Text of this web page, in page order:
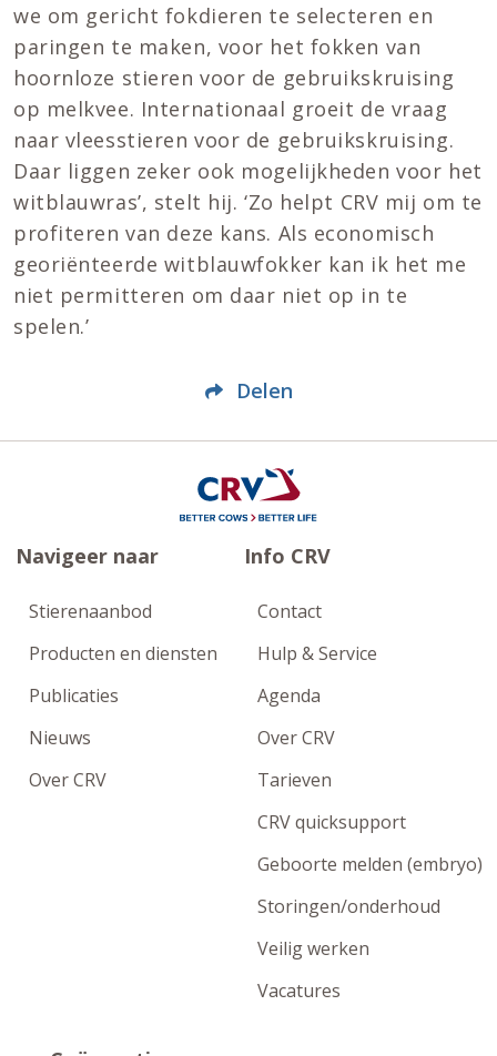
we om gericht fokdieren te selecteren en
paringen te maken, voor het fokken van
hoornloze stieren voor de gebruikskruising
op melkvee. Internationaal groeit de vraag
naar vleesstieren voor de gebruikskruising.
Daar liggen zeker ook mogelijkheden voor het
witblauwras’, stelt hij. ‘Zo helpt CRV mij om te
profiteren van deze kans. Als economisch
georiënteerde witblauwfokker kan ik het me
niet permitteren om daar niet op in te
spelen.’
Delen
Navigeer naar
Stierenaanbod
Producten en diensten
Publicaties
Nieuws
Over CRV
Info CRV
Contact
Hulp & Service
Agenda
Over CRV
Tarieven
CRV quicksupport
Geboorte melden (embryo)
Storingen/onderhoud
Veilig werken
Vacatures